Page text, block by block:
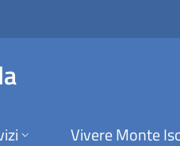
|
Vivere Monte